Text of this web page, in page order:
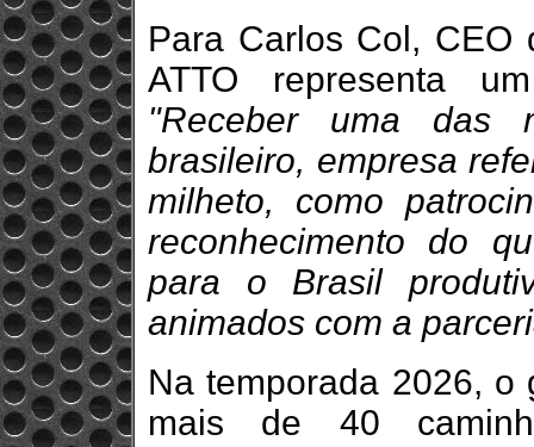
Para Carlos Col, CEO
ATTO representa
"Receber uma das
brasileiro, empresa
milheto, como
reconhecimento do
para o Brasil
animados com a
Na temporada 2026, o
mais de 40